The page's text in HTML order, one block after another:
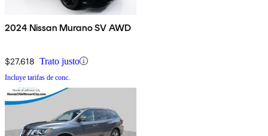
2024 Nissan Murano SV AWD
$27,618 Trato justo
Incluye tarifas de conc.